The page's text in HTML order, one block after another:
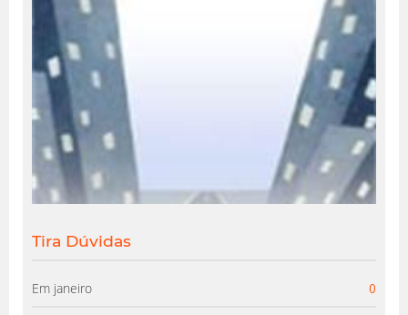
Tira Dúvidas
Em janeiro 0